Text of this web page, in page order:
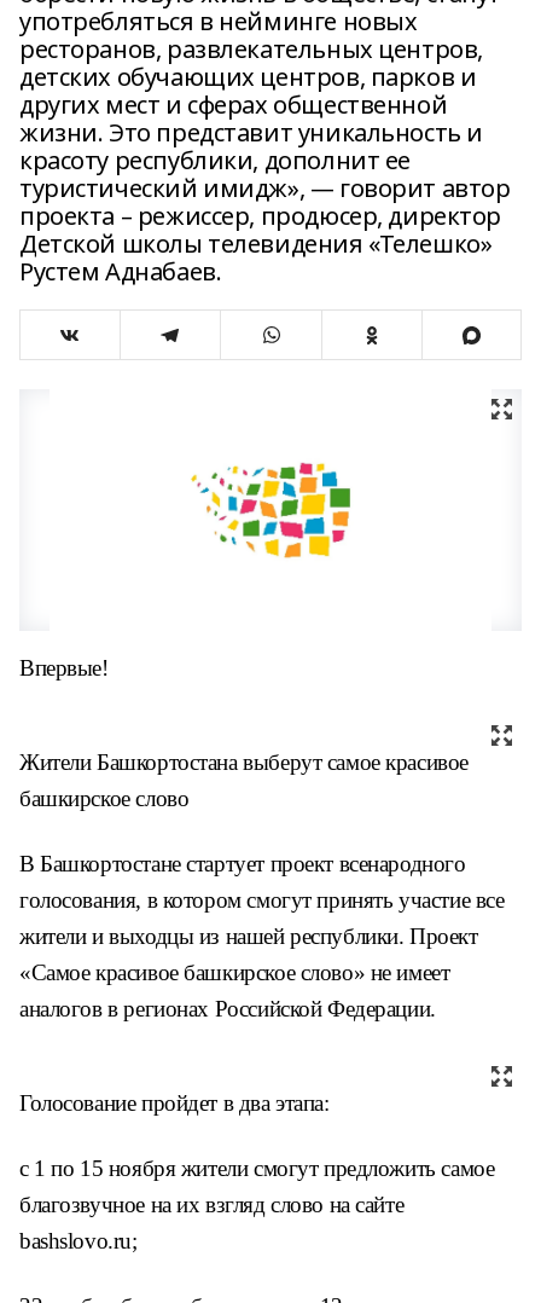
употребляться в нейминге новых
ресторанов, развлекательных центров,
детских обучающих центров, парков и
других мест и сферах общественной
жизни. Это представит уникальность и
красоту республики, дополнит ее
туристический имидж», — говорит автор
проекта – режиссер, продюсер, директор
Детской школы телевидения «Телешко»
Рустем Аднабаев.
Впервые!
Жители Башкортостана выберут самое красивое
башкирское слово
В Башкортостане стартует проект всенародного
голосования, в котором смогут принять участие все
жители и выходцы из нашей республики. Проект
«Самое красивое башкирское слово» не имеет
аналогов в регионах Российской Федерации.
Голосование пройдет в два этапа:
с 1 по 15 ноября жители смогут предложить самое
благозвучное на их взгляд слово на сайте
bashslovo.ru;